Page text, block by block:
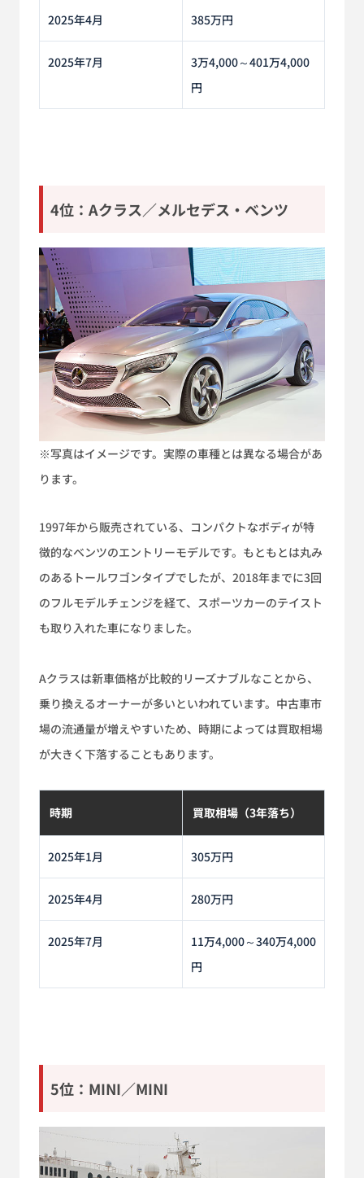
2025年4月 385万円
2025年7月
3万4,000～401万4,000
円
4位：Aクラス／メルセデス・ベンツ
※写真はイメージです。実際の車種とは異なる場合があ
ります。
1997年から販売されている、コンパクトなボディが特
徴的なベンツのエントリーモデルです。もともとは丸み
のあるトールワゴンタイプでしたが、2018年までに3回
のフルモデルチェンジを経て、スポーツカーのテイスト
も取り入れた車になりました。
Aクラスは新車価格が比較的リーズナブルなことから、
乗り換えるオーナーが多いといわれています。中古車市
場の流通量が増えやすいため、時期によっては買取相場
が大きく下落することもあります。
時期 買取相場（3年落ち）
2025年1月 305万円
2025年4月 280万円
2025年7月
11万4,000～340万4,000
円
5位：MINI／MINI